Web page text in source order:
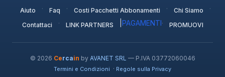
Aiuto · Faq · Costi Pacchetti Abbonamenti · Chi Siamo ·
Contattaci · LINK PARTNERS PAGAMENTI· PROMUOVI
© 2026 Cercain by AVANET SRL — P.IVA 03772060046
Termini e Condizioni · Regole sulla Privacy